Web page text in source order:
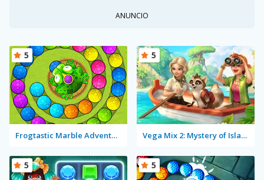
ANUNCIO
Frogtastic Marble Adventure
5
Vega Mix 2: Mystery of Island
5
5 5